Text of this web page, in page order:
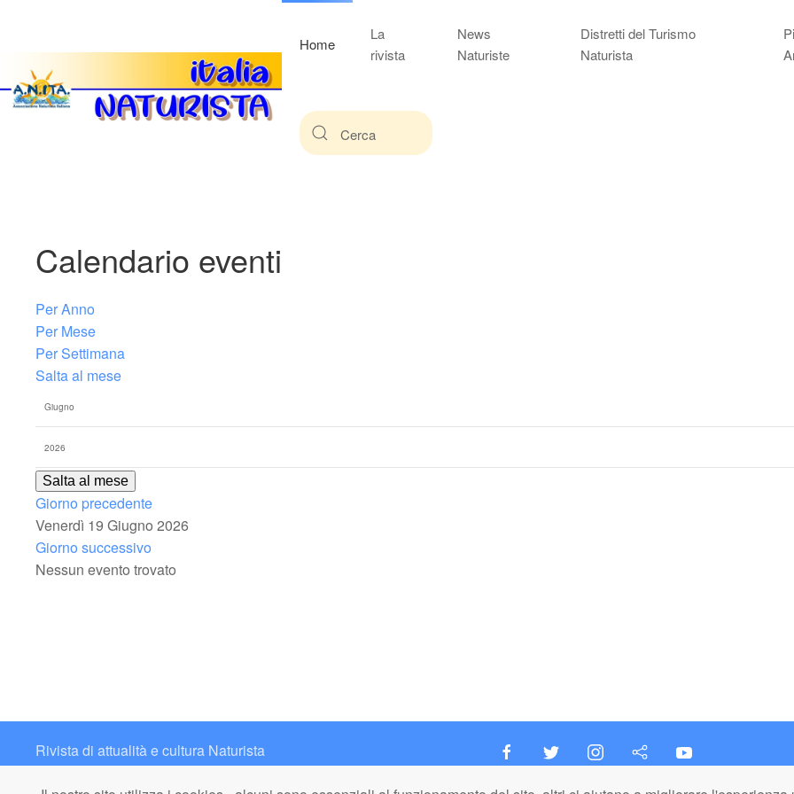
Home
La
rivista
News
Naturiste
Distretti del Turismo
Naturista
Calendario eventi
Per Anno
Per Mese
Per Settimana
Salta al mese
Salta al mese
Giorno precedente
Venerdì 19 Giugno 2026
Giorno successivo
Nessun evento trovato
Rivista di attualità e cultura Naturista
Contatto: redazione@italianaturista.it